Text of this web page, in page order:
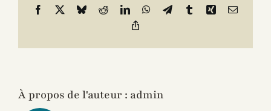
Facebook BlueskyRedditLinkedInWhatsApp
TelegramTumblrXing E-
À propos de l'auteur : admin